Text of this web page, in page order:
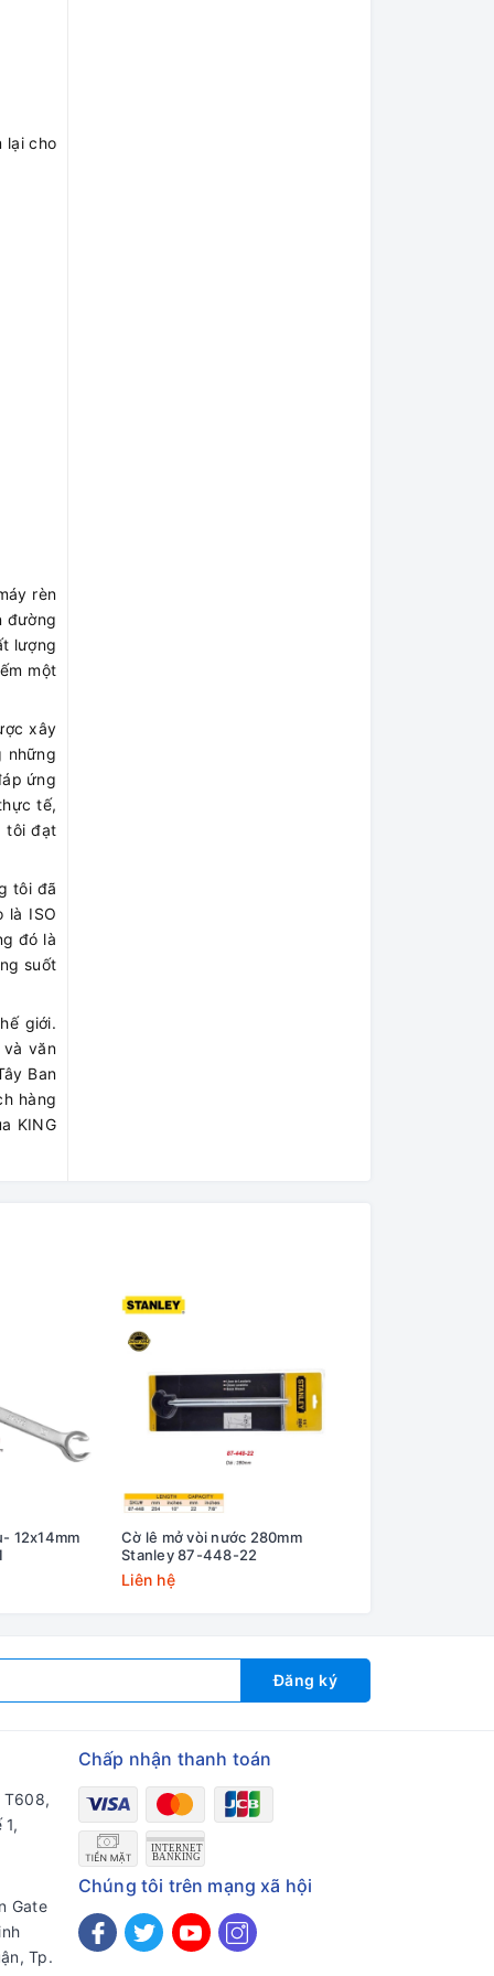
lại cho
rèn
đường
lượng
một
xây
những
ứng
tế,
tôi đạt
tôi đã
là ISO
đó là
suốt
giới.
và văn
Ban
hàng
KING
12x14mm
Cờ lê mở vòi nước 280mm
Stanley 87-448-22
Liên hệ
Đăng ký
T608,
Gate
Tp.
Chấp nhận thanh toán
Chúng tôi trên mạng xã hội